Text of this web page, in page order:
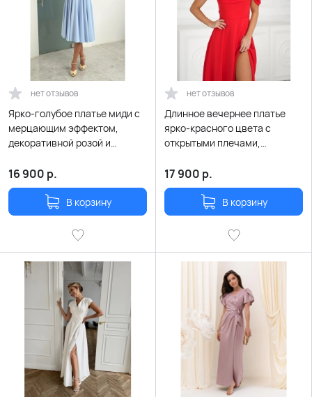
нет отзывов
Ярко-голубое платье миди с
мерцающим эффектом,
декоративной розой и
16 900 р.
В корзину
нет отзывов
Длинное вечернее платье
ярко-красного цвета с
открытыми плечами,
17 900 р.
В корзину